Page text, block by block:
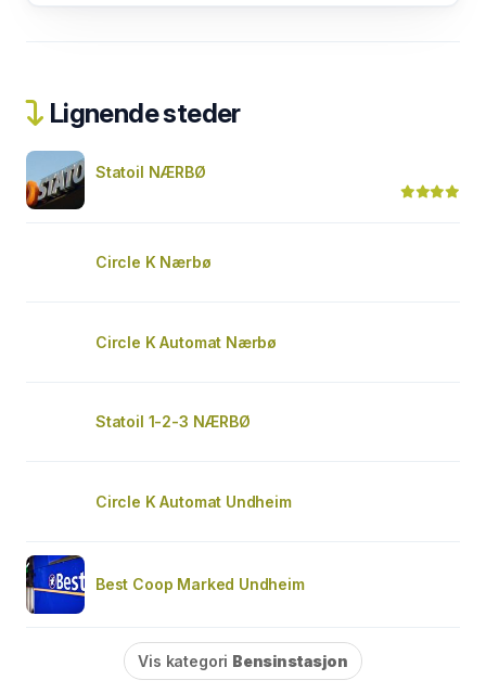
Lignende steder
Statoil NÆRBØ
Circle K Nærbø
Circle K Automat Nærbø
Statoil 1-2-3 NÆRBØ
Circle K Automat Undheim
Best Coop Marked Undheim
Vis kategori Bensinstasjon